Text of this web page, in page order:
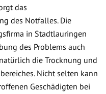
das
des Notfalles. Die
in Stadtlauringen
des Problems auch
die Trocknung und
Nicht selten kann
Geschädigten bei